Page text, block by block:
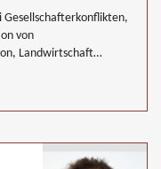
von
Landwirtschaft